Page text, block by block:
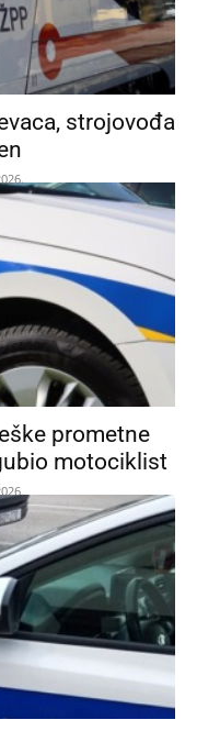
strojovođa
prometne
motociklist